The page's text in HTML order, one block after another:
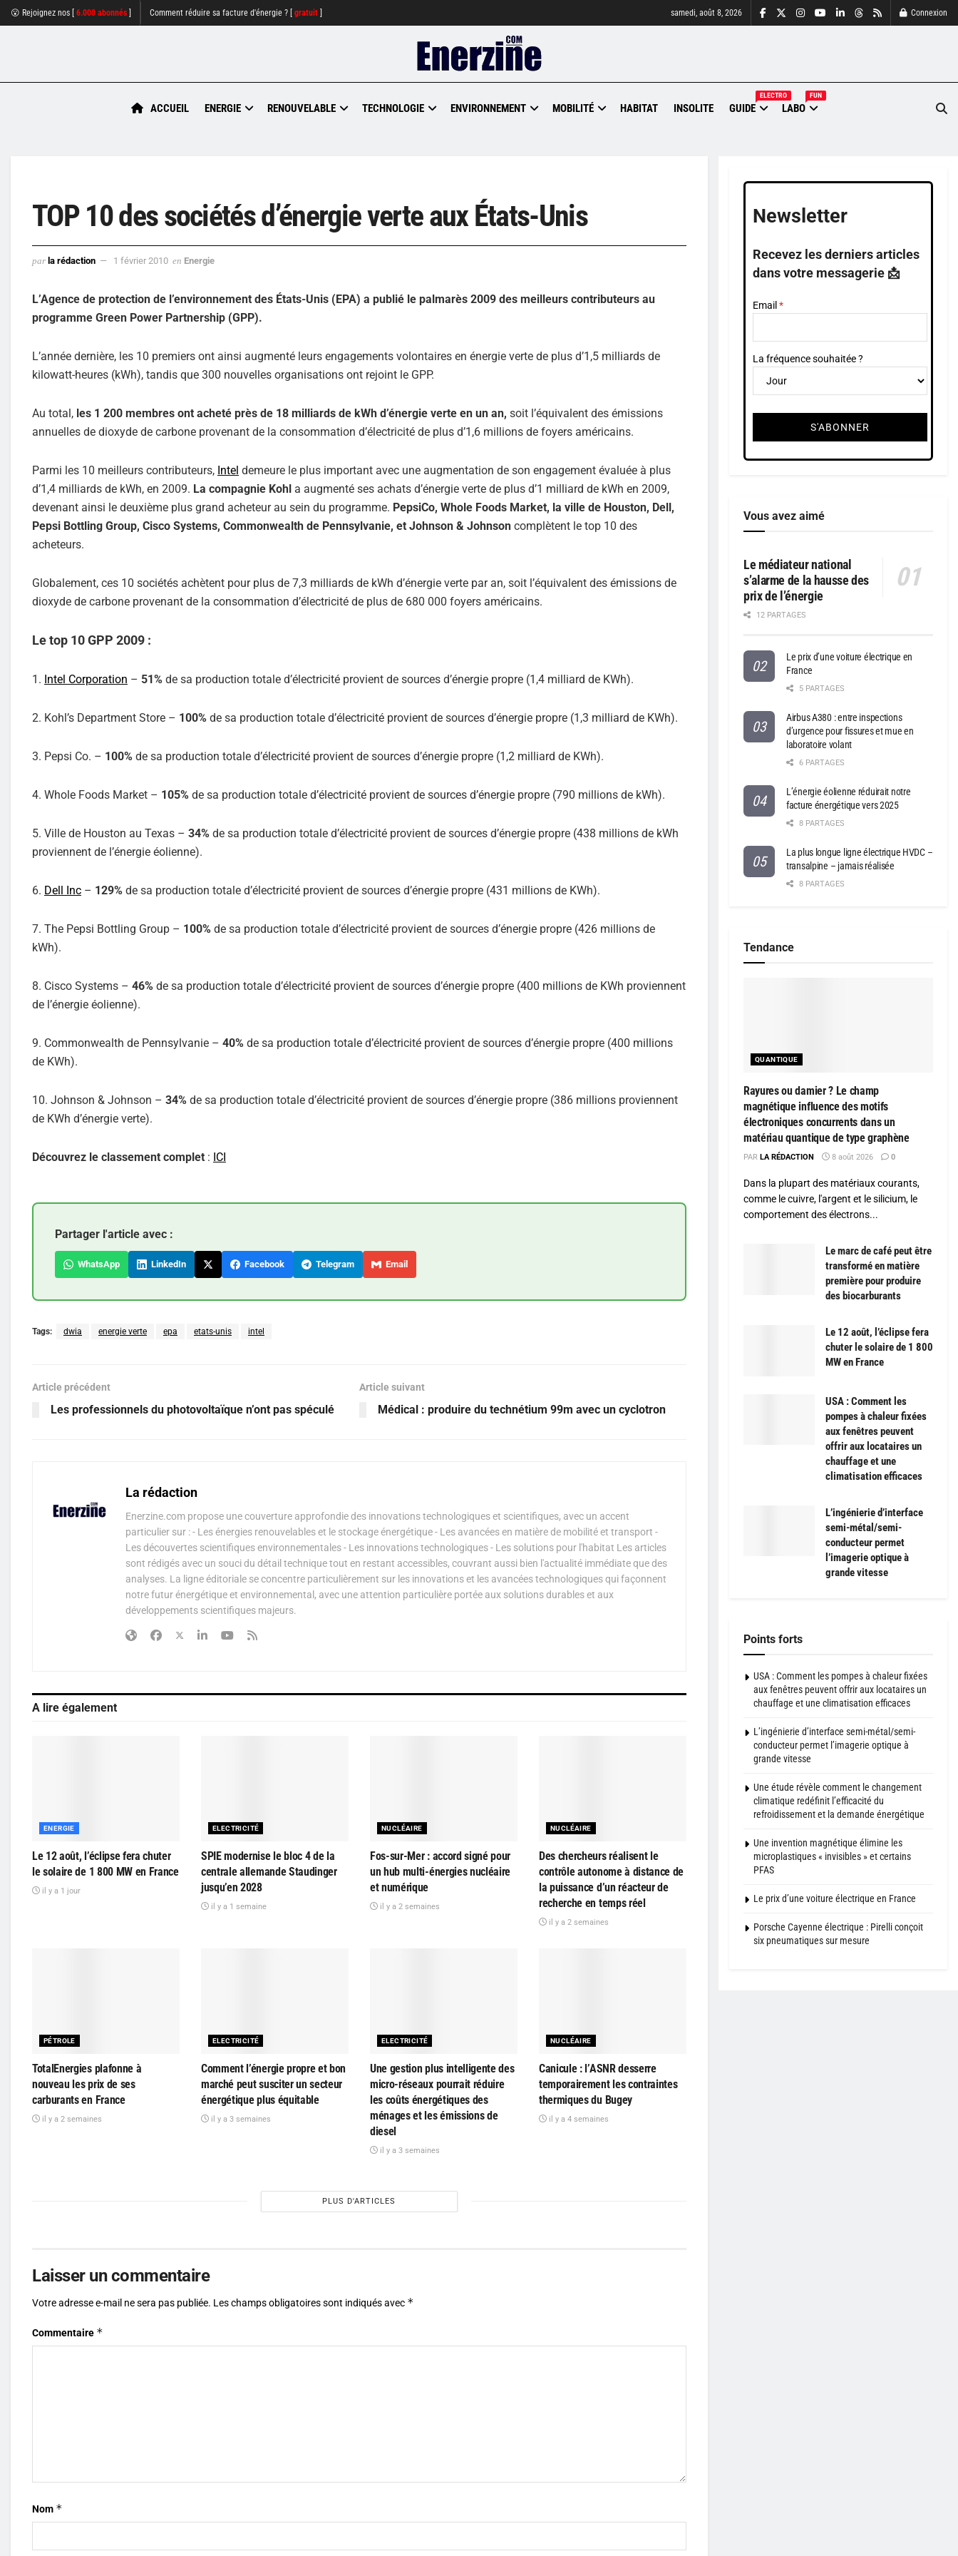
😮 Rejoignez nos [ 6.000 abonnés Comment réduire sa facture d'énergie ? [ gratuit samedi, août 8, 2026 Connexion
ACCUEIL ENERGIE RENOUVELABLE TECHNOLOGIE ENVIRONNEMENT MOBILITÉ HABITAT INSOLITE GUIDE
ELECTRO
LABO
FUN
TOP 10 des sociétés d’énergie verte aux États-Unis
par la rédaction 1 février 2010 en Energie
L’Agence de protection de l’environnement des États-Unis (EPA) a publié le palmarès 2009 des meilleurs contributeurs au
programme Green Power Partnership (GPP).
L’année dernière, les 10 premiers ont ainsi augmenté leurs engagements volontaires en énergie verte de plus d’1,5 milliards de
kilowatt-heures (kWh), tandis que 300 nouvelles organisations ont rejoint le GPP.
Au total, les 1 200 membres ont acheté près de 18 milliards de kWh d’énergie verte en un an, soit l’équivalent des émissions
annuelles de dioxyde de carbone provenant de la consommation d’électricité de plus d’1,6 millions de foyers américains.
Parmi les 10 meilleurs contributeurs, Intel demeure le plus important avec une augmentation de son engagement évaluée à plus
d’1,4 milliards de kWh, en 2009. La compagnie Kohl a augmenté ses achats d’énergie verte de plus d’1 milliard de kWh en 2009,
devenant ainsi le deuxième plus grand acheteur au sein du programme. PepsiCo, Whole Foods Market, la ville de Houston, Dell,
Pepsi Bottling Group, Cisco Systems, Commonwealth de Pennsylvanie, et Johnson & Johnson complètent le top 10 des
acheteurs.
Globalement, ces 10 sociétés achètent pour plus de 7,3 milliards de kWh d’énergie verte par an, soit l’équivalent des émissions de
dioxyde de carbone provenant de la consommation d’électricité de plus de 680 000 foyers américains.
Le top 10 GPP 2009 :
1. Intel Corporation – 51% de sa production totale d’électricité provient de sources d’énergie propre (1,4 milliard de KWh).
2. Kohl’s Department Store – 100% de sa production totale d’électricité provient de sources d’énergie propre (1,3 milliard de KWh).
3. Pepsi Co. – 100% de sa production totale d’électricité provient de sources d’énergie propre (1,2 milliard de KWh).
4. Whole Foods Market – 105% de sa production totale d’électricité provient de sources d’énergie propre (790 millions de kWh).
5. Ville de Houston au Texas – 34% de sa production totale d’électricité provient de sources d’énergie propre (438 millions de kWh
proviennent de l’énergie éolienne).
6. Dell Inc – 129% de sa production totale d’électricité provient de sources d’énergie propre (431 millions de KWh).
7. The Pepsi Bottling Group – 100% de sa production totale d’électricité provient de sources d’énergie propre (426 millions de
kWh).
8. Cisco Systems – 46% de sa production totale d’électricité provient de sources d’énergie propre (400 millions de KWh proviennent
de l’énergie éolienne).
9. Commonwealth de Pennsylvanie – 40% de sa production totale d’électricité provient de sources d’énergie propre (400 millions
de KWh).
10. Johnson & Johnson – 34% de sa production totale d’électricité provient de sources d’énergie propre (386 millions proviennent
de KWh d’énergie verte).
Découvrez le classement complet : ICI
Partager l'article avec :
WhatsApp LinkedIn Facebook Telegram Email
Tags: dwia energie verte epa etats-unis intel
Article précédent
Les professionnels du photovoltaïque n’ont pas spéculé
Article suivant
Médical : produire du technétium 99m avec un cyclotron
La rédaction
Enerzine.com propose une couverture approfondie des innovations technologiques et scientifiques, avec un accent
particulier sur : - Les énergies renouvelables et le stockage énergétique - Les avancées en matière de mobilité et transport -
Les découvertes scientifiques environnementales - Les innovations technologiques - Les solutions pour l'habitat Les articles
sont rédigés avec un souci du détail technique tout en restant accessibles, couvrant aussi bien l'actualité immédiate que des
analyses. La ligne éditoriale se concentre particulièrement sur les innovations et les avancées technologiques qui façonnent
notre futur énergétique et environnemental, avec une attention particulière portée aux solutions durables et aux
développements scientifiques majeurs.
A lire également
ENERGIE
Le 12 août, l’éclipse fera chuter
le solaire de 1 800 MW en France
il y a 1 jour
ELECTRICITÉ
SPIE modernise le bloc 4 de la
centrale allemande Staudinger
jusqu’en 2028
il y a 1 semaine
NUCLÉAIRE
Fos-sur-Mer : accord signé pour
un hub multi-énergies nucléaire
et numérique
il y a 2 semaines
NUCLÉAIRE
Des chercheurs réalisent le
contrôle autonome à distance de
la puissance d’un réacteur de
recherche en temps réel
il y a 2 semaines
PÉTROLE
TotalEnergies plafonne à
nouveau les prix de ses
carburants en France
il y a 2 semaines
ELECTRICITÉ
Comment l’énergie propre et bon
marché peut susciter un secteur
énergétique plus équitable
il y a 3 semaines
ELECTRICITÉ
Une gestion plus intelligente des
micro-réseaux pourrait réduire
les coûts énergétiques des
ménages et les émissions de
diesel
il y a 3 semaines
NUCLÉAIRE
Canicule : l’ASNR desserre
temporairement les contraintes
thermiques du Bugey
il y a 4 semaines
PLUS D'ARTICLES
Laisser un commentaire
Votre adresse e-mail ne sera pas publiée. Les champs obligatoires sont indiqués avec *
Commentaire *
Nom *
Newsletter
Recevez les derniers articles
dans votre messagerie 📩
Email
La fréquence souhaitée ?
Vous avez aimé
Le médiateur national
s’alarme de la hausse des
prix de l’énergie
12 PARTAGES
Le prix d’une voiture électrique en
France
5 PARTAGES
Airbus A380 : entre inspections
d’urgence pour fissures et mue en
laboratoire volant
6 PARTAGES
L’énergie éolienne réduirait notre
facture énergétique vers 2025
8 PARTAGES
La plus longue ligne électrique HVDC –
transalpine – jamais réalisée
8 PARTAGES
Tendance
QUANTIQUE
Rayures ou damier ? Le champ
magnétique influence des motifs
électroniques concurrents dans un
matériau quantique de type graphène
PAR LA RÉDACTION 8 août 2026 0
Dans la plupart des matériaux courants,
comme le cuivre, l'argent et le silicium, le
comportement des électrons...
Le marc de café peut être
transformé en matière
première pour produire
des biocarburants
Le 12 août, l’éclipse fera
chuter le solaire de 1 800
MW en France
USA : Comment les
pompes à chaleur fixées
aux fenêtres peuvent
offrir aux locataires un
chauffage et une
climatisation efficaces
L’ingénierie d’interface
semi-métal/semi-
conducteur permet
l’imagerie optique à
grande vitesse
Points forts
USA : Comment les pompes à chaleur fixées
aux fenêtres peuvent offrir aux locataires un
chauffage et une climatisation efficaces
L’ingénierie d’interface semi-métal/semi-
conducteur permet l’imagerie optique à
grande vitesse
Une étude révèle comment le changement
climatique redéfinit l’efficacité du
refroidissement et la demande énergétique
Une invention magnétique élimine les
microplastiques « invisibles » et certains
PFAS
Le prix d’une voiture électrique en France
Porsche Cayenne électrique : Pirelli conçoit
six pneumatiques sur mesure